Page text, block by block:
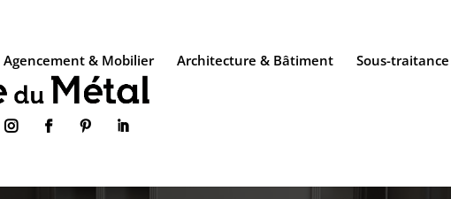
Agencement & Mobilier Architecture & Bâtiment Sous-
   